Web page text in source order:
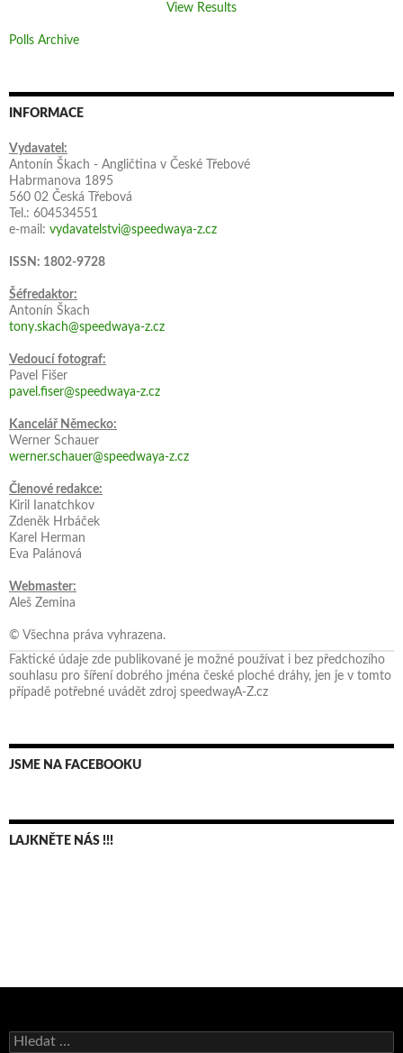
View Results
Polls Archive
INFORMACE
Vydavatel:
Antonín Škach - Angličtina v České Třebové
Habrmanova 1895
560 02 Česká Třebová
Tel.: 604534551
e-mail: vydavatelstvi@speedwaya-z.cz
ISSN: 1802-9728
Šéfredaktor:
Antonín Škach
tony.skach@speedwaya-z.cz
Vedoucí fotograf:
Pavel Fišer
pavel.fiser@speedwaya-z.cz
Kancelář Německo:
Werner Schauer
werner.schauer@speedwaya-z.cz
Členové redakce:
Kiril Ianatchkov
Zdeněk Hrbáček
Karel Herman
Eva Palánová
Webmaster:
Aleš Zemina
© Všechna práva vyhrazena.
Faktické údaje zde publikované je možné používat i bez předchozího
souhlasu pro šíření dobrého jména české ploché dráhy, jen je v tomto
případě potřebné uvádět zdroj speedwayA-Z.cz
JSME NA FACEBOOKU
LAJKNĚTE NÁS !!!
Vyhledávání